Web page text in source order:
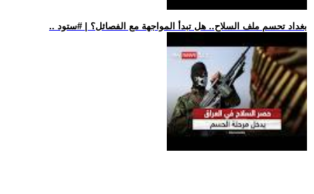
.. بغداد تحسم ملف السلاح.. هل تبدأ المواجهة مع الفصائل؟ | #ستود